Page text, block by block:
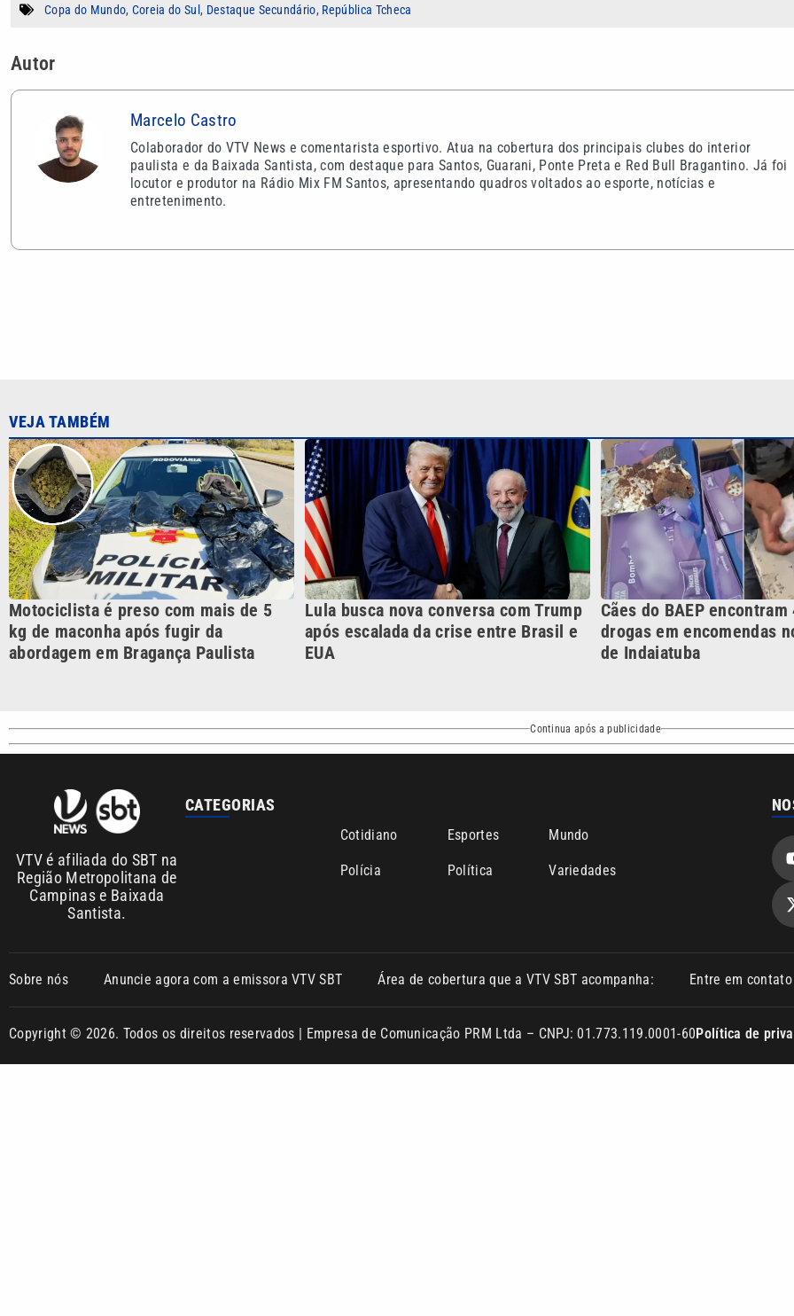
Copa do Mundo, Coreia do Sul, Destaque Secundário, República Tcheca
Autor
Marcelo Castro
Colaborador do VTV News e comentarista esportivo. Atua na cobertura dos principais clubes do interior
paulista e da Baixada Santista, com destaque para Santos, Guarani, Ponte Preta e Red Bull Bragantino. Já foi
locutor e produtor na Rádio Mix FM Santos, apresentando quadros voltados ao esporte, notícias e
entretenimento.
VEJA TAMBÉM
Motociclista é preso com mais de 5
kg de maconha após fugir da
abordagem em Bragança Paulista
Lula busca nova conversa com Trump
após escalada da crise entre Brasil e
EUA
Cães do BAEP encontram
drogas em encomendas
de Indaiatuba
Continua após a publicidade
VTV é afiliada do SBT na
Região Metropolitana de
Campinas e Baixada
Santista.
CATEGORIAS
Cotidiano Esportes Mundo
Polícia Política Variedades
Sobre nós Anuncie agora com a emissora VTV SBT Área de cobertura que a VTV SBT acompanha: Entre em
Copyright © 2026. Todos os direitos reservados | Empresa de Comunicação PRM Ltda – CNPJ: 01.773.119.0001-60Política de